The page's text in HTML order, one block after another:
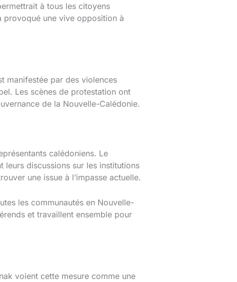
à tous les citoyens
provoqué une vive opposition à
manifestée par des violences
Les scènes de protestation ont
de la Nouvelle-Calédonie.
calédoniens. Le
leurs discussions sur les institutions
une issue à l’impasse actuelle.
les communautés en Nouvelle-
et travaillent ensemble pour
voient cette mesure comme une